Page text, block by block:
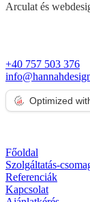
Arculat és
+40 757 503 376
Optimized
Főoldal
Szolgáltatás-
Referenciák
Kapcsolat